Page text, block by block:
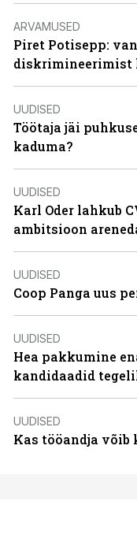
ARVAMUSED
Piret Potisepp:
diskrimineerimist
UUDISED
Töötaja jäi
kaduma?
UUDISED
Karl Oder lahkub
ambitsioon
UUDISED
Coop Panga uus
UUDISED
Hea pakkumine
kandidaadid
UUDISED
Kas tööandja